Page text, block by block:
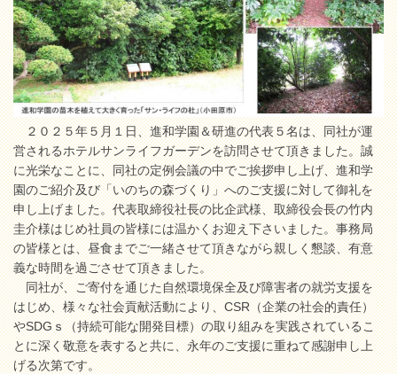
２０２５年５月１日、進和学園＆研進の代表５名は、同社が運
営されるホテルサンライフガーデンを訪問させて頂きました。誠
に光栄なことに、同社の定例会議の中でご挨拶申し上げ、進和学
園のご紹介及び「いのちの森づくり」へのご支援に対して御礼を
申し上げました。代表取締役社長の比企武様、取締役会長の竹内
圭介様はじめ社員の皆様には温かくお迎え下さいました。事務局
の皆様とは、昼食までご一緒させて頂きながら親しく懇談、有意
義な時間を過ごさせて頂きました。
同社が、ご寄付を通じた自然環境保全及び障害者の就労支援を
はじめ、様々な社会貢献活動により、CSR（企業の社会的責任）
やSDGｓ（持続可能な開発目標）の取り組みを実践されているこ
とに深く敬意を表すると共に、永年のご支援に重ねて感謝申し上
げる次第です。